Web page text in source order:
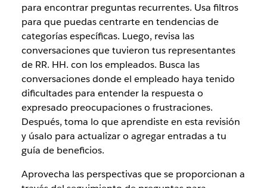
para encontrar preguntas recurrentes. Usa filtros
para que puedas centrarte en tendencias de
categorías específicas. Luego, revisa las
conversaciones que tuvieron tus representantes
de RR. HH. con los empleados. Busca las
conversaciones donde el empleado haya tenido
dificultades para entender la respuesta o
expresado preocupaciones o frustraciones.
Después, toma lo que aprendiste en esta revisión
y úsalo para actualizar o agregar entradas a tu
guía de beneficios.
Aprovecha las perspectivas que se proporcionan a